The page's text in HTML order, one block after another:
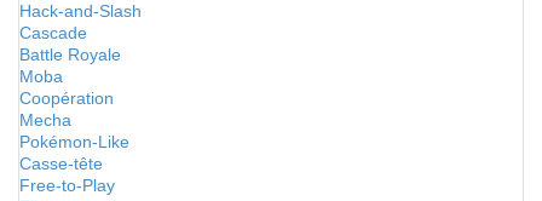
Hack-and-Slash
Cascade
Battle Royale
Moba
Coopération
Mecha
Pokémon-Like
Casse-tête
Free-to-Play